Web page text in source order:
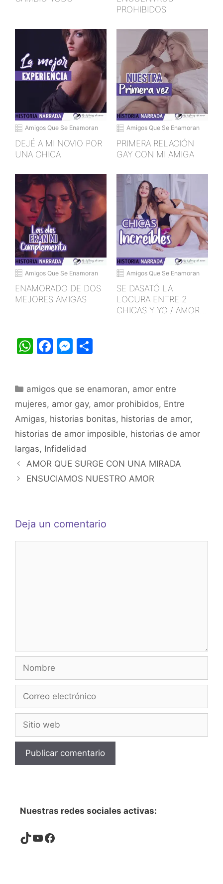
PROHIBIDOS
Amigos Que Se Enamoran
DEJÉ A MI NOVIO POR
UNA CHICA
Amigos Que Se Enamoran
PRIMERA RELACIÓN
GAY CON MI AMIGA
Amigos Que Se Enamoran
ENAMORADO DE DOS
MEJORES AMIGAS
Amigos Que Se Enamoran
SE DASATÓ LA
LOCURA ENTRE 2
CHICAS Y YO / AMOR
W
s
A
p
p
F
e
b
o
o
k
M
s
e
n
g
er
e
Categorías
amigos que se enamoran, amor entre
mujeres, amor gay, amor prohibidos, Entre
Amigas, historias bonitas, historias de amor,
historias de amor imposible, historias de amor
largas, Infidelidad
AMOR QUE SURGE CON UNA MIRADA
ENSUCIAMOS NUESTRO AMOR
Deja un comentario
electrónico
web
Nuestras redes sociales activas:
TikTok
YouTube
Facebook